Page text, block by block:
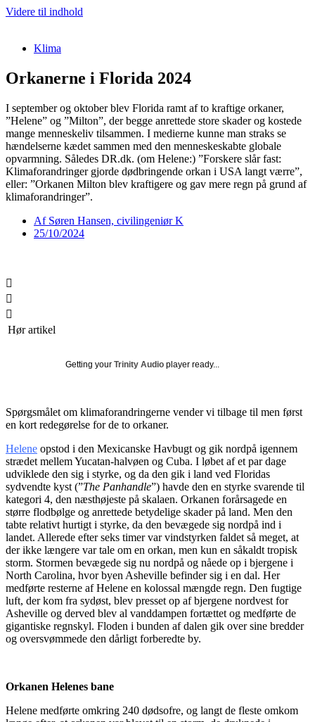
Videre til indhold
Klima
Orkanerne i Florida 2024
I september og oktober blev Florida ramt af to kraftige orkaner,
”Helene” og ”Milton”, der begge anrettede store skader og kostede
mange menneskeliv tilsammen. I medierne kunne man straks se
hændelserne kædet sammen med den menneskeskabte globale
opvarmning. Således DR.dk. (om Helene:) ”Forskere slår fast:
Klimaforandringer gjorde dødbringende orkan i USA langt værre”,
eller: ”Orkanen Milton blev kraftigere og gav mere regn på grund af
klimaforandringer”.
AfSøren Hansen, civilingeniør K
25/10/2024
Hør artikel
Getting your Trinity Audio player ready...
Spørgsmålet om klimaforandringerne vender vi tilbage til men først
en kort redegørelse for de to orkaner.
Helene opstod i den Mexicanske Havbugt og gik nordpå igennem
strædet mellem Yucatan-halvøen og Cuba. I løbet af et par dage
udviklede den sig i styrke, og da den gik i land ved Floridas
sydvendte kyst (”The Panhandle”) havde den en styrke svarende til
kategori 4, den næsthøjeste på skalaen. Orkanen forårsagede en
større flodbølge og anrettede betydelige skader på land. Men den
tabte relativt hurtigt i styrke, da den bevægede sig nordpå ind i
landet. Allerede efter seks timer var vindstyrken faldet så meget, at
der ikke længere var tale om en orkan, men kun en såkaldt tropisk
storm. Stormen bevægede sig nu nordpå og nåede op i bjergene i
North Carolina, hvor byen Asheville befinder sig i en dal. Her
medførte resterne af Helene en kolossal mængde regn. Den fugtige
luft, der kom fra sydøst, blev presset op af bjergene nordvest for
Asheville og derved blev al vanddampen fortættet og medførte de
gigantiske regnskyl. Floden i bunden af dalen gik over sine bredder
og oversvømmede den dårligt forberedte by.
Orkanen Helenes bane
Helene medførte omkring 240 dødsofre, og langt de fleste omkom